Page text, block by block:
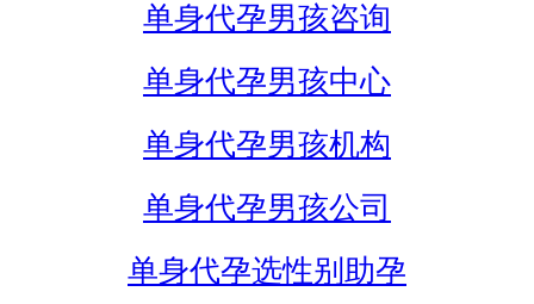
单身代孕男孩咨询
单身代孕男孩中心
单身代孕男孩机构
单身代孕男孩公司
单身代孕选性别助孕